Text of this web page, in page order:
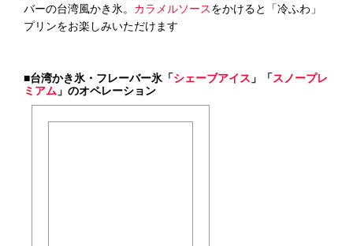
バーの台湾風かき氷。 カラメルソースをかけると「冷ふわ」
プリンをお楽しみいただけます
■台湾かき氷・フレーバー氷「シェーブアイス 」「スノープレ
ミアム 」のオペレーション